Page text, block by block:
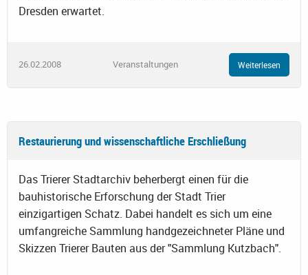
Dresden erwartet.
26.02.2008 Veranstaltungen Weiterlesen
Restaurierung und wissenschaftliche Erschließung
Das Trierer Stadtarchiv beherbergt einen für die
bauhistorische Erforschung der Stadt Trier
einzigartigen Schatz. Dabei handelt es sich um eine
umfangreiche Sammlung handgezeichneter Pläne und
Skizzen Trierer Bauten aus der "Sammlung Kutzbach".